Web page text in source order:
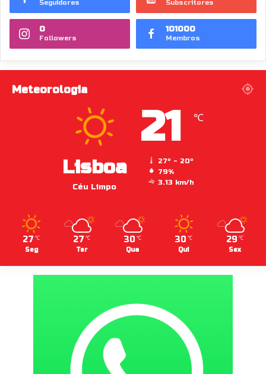
Seguidores Subscritores
0
Followers
101000
Membros
Meteorologia
Lisboa
Céu Limpo
21 ℃
27º - 20º
79%
3.13 km/h
27 ℃
Seg
27 ℃
Ter
30 ℃
Qua
30 ℃
Qui
29 ℃
Sex